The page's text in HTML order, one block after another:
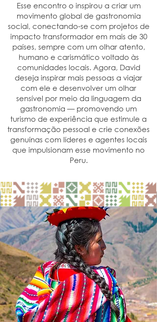
Esse encontro o inspirou a criar um
movimento global de gastronomia
social, conectando-se com projetos de
impacto transformador em mais de 30
países, sempre com um olhar atento,
humano e carismático voltado às
comunidades locais. Agora, David
deseja inspirar mais pessoas a viajar
com ele e desenvolver um olhar
sensível por meio da linguagem da
gastronomia — promovendo um
turismo de experiência que estimule a
transformação pessoal e crie conexões
genuínas com líderes e agentes locais
que impulsionam esse movimento no
Peru.